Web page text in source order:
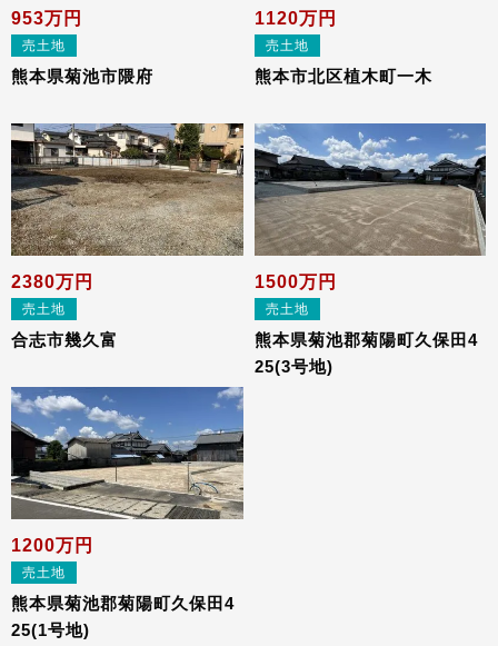
953万円
売土地
熊本県菊池市隈府
1120万円
売土地
熊本市北区植⽊町⼀⽊
2380万円
売土地
合志市幾久富
1500万円
売土地
熊本県菊池郡菊陽町久保田4
25(3号地)
1200万円
売土地
熊本県菊池郡菊陽町久保田4
25(1号地)